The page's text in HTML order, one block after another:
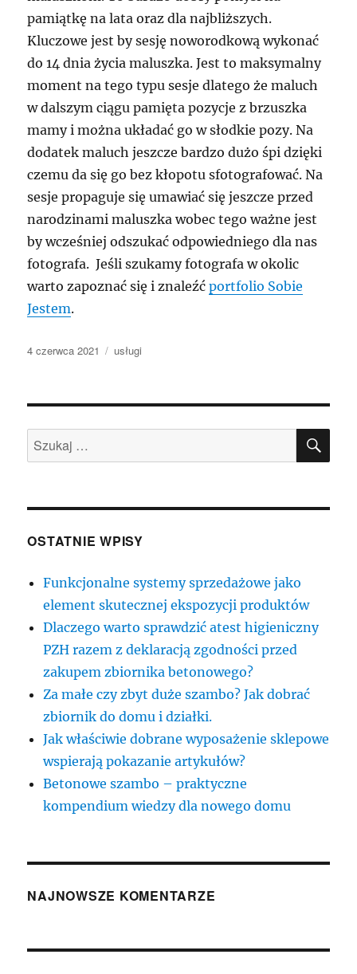
pamiątkę na lata oraz dla najbliższych.
Kluczowe jest by sesję noworodkową wykonać
do 14 dnia życia maluszka. Jest to maksymalny
moment na tego typu sesje dlatego że maluch
w dalszym ciągu pamięta pozycje z brzuszka
mamy i można układać go w słodkie pozy. Na
dodatek maluch jeszcze bardzo dużo śpi dzięki
czemu da się go bez kłopotu sfotografować. Na
sesje propaguje się umawiać się jeszcze przed
narodzinami maluszka wobec tego ważne jest
by wcześniej odszukać odpowiedniego dla nas
fotografa. Jeśli szukamy fotografa w okolic
warto zapoznać się i znaleźćportfolio Sobie
Jestem.
Data
4 czerwca 2021 Kategorie
usługi
Szukaj:
OSTATNIE WPISY
Funkcjonalne systemy sprzedażowe jako
element skutecznej ekspozycji produktów
Dlaczego warto sprawdzić atest higieniczny
PZH razem z deklaracją zgodności przed
zakupem zbiornika betonowego?
Za małe czy zbyt duże szambo? Jak dobrać
zbiornik do domu i działki.
Jak właściwie dobrane wyposażenie sklepowe
wspierają pokazanie artykułów?
Betonowe szambo – praktyczne
kompendium wiedzy dla nowego domu
NAJNOWSZE KOMENTARZE